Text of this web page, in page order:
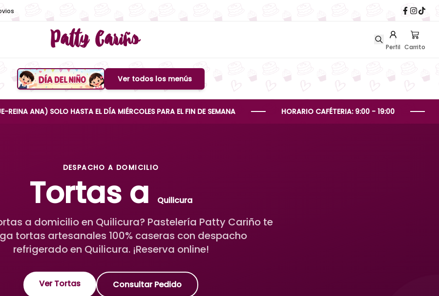
Patty Cariño Perfil Carrito
Boton de menuVer todos los menús
SOLO HASTA EL DÍA MIÉRCOLES PARA EL FIN DE SEMANA HORARIO CAFÉTERIA: 9:00 - 19:00
DESPACHO A DOMICILIO
Tortas a Quilicura
a domicilio en Quilicura? Pastelería Patty Cariño te
tortas artesanales 100% caseras con despacho
refrigerado en Quilicura. ¡Reserva online!
Ver Tortas Consultar Pedido